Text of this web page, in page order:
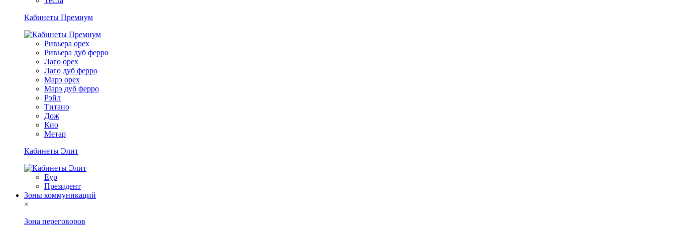
Кабинеты Премиум
Ривьера орех
Ривьера дуб ферро
Лаго орех
Лаго дуб ферро
Марэ орех
Марэ дуб ферро
Рэйл
Титано
Дож
Кио
Метар
Кабинеты Элит
Еур
Президент
Зоны коммуникаций
×
Зона переговоров